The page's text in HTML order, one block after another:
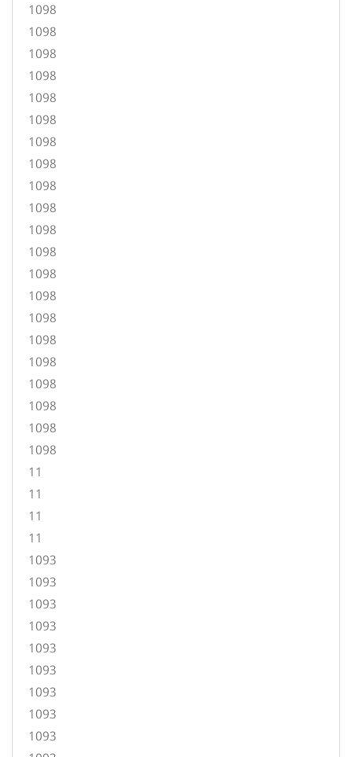
1098
1098
1098
1098
1098
1098
1098
1098
1098
1098
1098
1098
1098
1098
1098
1098
1098
1098
1098
1098
1098
11
11
11
11
1093
1093
1093
1093
1093
1093
1093
1093
1093